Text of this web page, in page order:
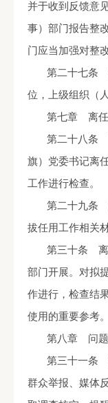
并于收到反馈意
事）部门报告整
门应当加强对整
第二十七条
位，上级组织（
第七章 离
第二十八条
旗）党委书记离
工作进行检查。
第二十九条
拔任用工作相关
第三十条 离
部门开展。对拟
作进行，检查结
使用的重要参考。
第八章 问
第三十一条
群众举报、媒体